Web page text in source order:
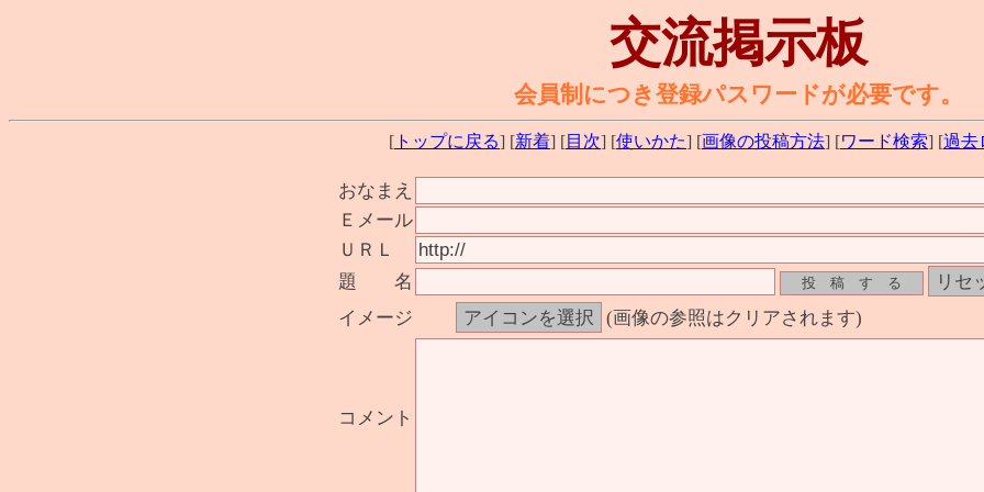
交流掲示板
会員制につき登録パスワードが必要です。
[ トップに戻る] [新着] [目次] [使いかた] [画像の投稿方法] [ワード検索] [過去
おなまえ
Ｅメール
ＵＲＬ
題 名
イメージ
(画像の参照はクリアされます)
コメント